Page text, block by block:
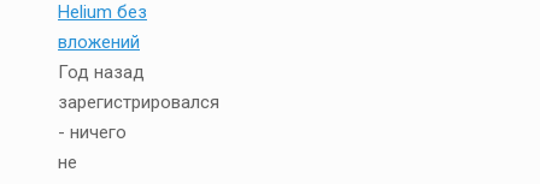
Helium без
вложений
Год назад
зарегистрировался
- ничего
не